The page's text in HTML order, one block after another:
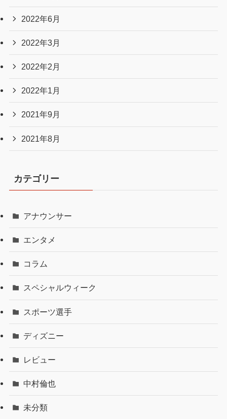
2022年6月
2022年3月
2022年2月
2022年1月
2021年9月
2021年8月
カテゴリー
アナウンサー
エンタメ
コラム
スペシャルウィーク
スポーツ選手
ディズニー
レビュー
中村倫也
未分類